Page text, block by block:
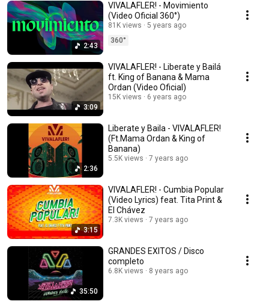
2:43
VIVALAFLER! - Movimiento
(Video Oficial 360°)
81K views
5 years ago
360°
3:09
VIVALAFLER! - Liberate y Bailá
ft. King of Banana & Mama
Ordan (Video Oficial)
15K views 6 years ago
2:36
Liberate y Baila - VIVALAFLER!
(Ft.Mama Ordan & King of
Banana)
5.5K views 7 years ago
3:15
VIVALAFLER! - Cumbia Popular
(Video Lyrics) feat. Tita Print &
El Chávez
7.3K views 7 years ago
35:50
GRANDES EXITOS / Disco
completo
6.8K views 8 years ago